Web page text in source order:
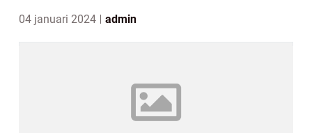
04 januari 2024 admin